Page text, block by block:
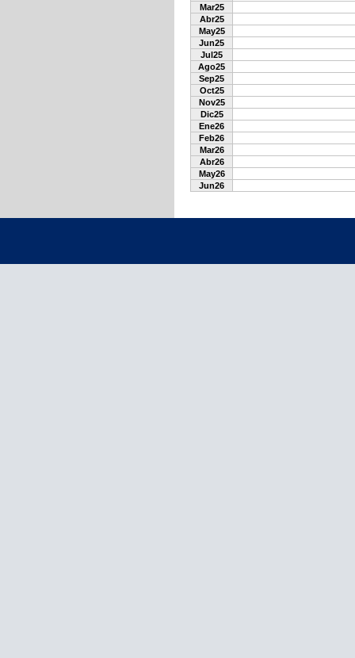
Mar25
Abr25
May25
Jun25
Jul25
Ago25
Sep25
Oct25
Nov25
Dic25
Ene26
Feb26
Mar26
Abr26
May26
Jun26